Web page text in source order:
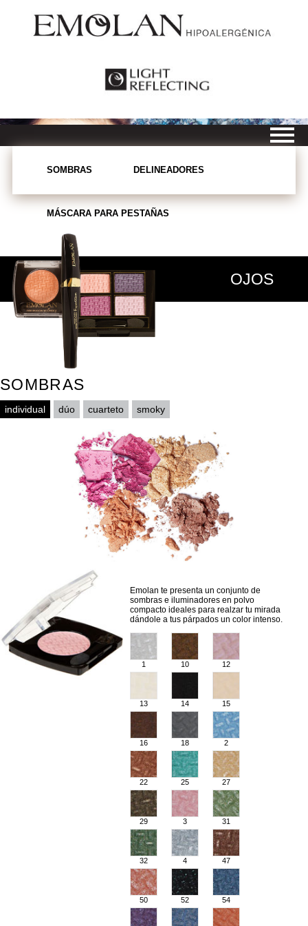
SOMBRAS DELINEADORES
MÁSCARA PARA PESTAÑAS
OJOS
SOMBRAS
individual dúo cuarteto smoky
Emolan te presenta un conjunto de
sombras e iluminadores en polvo
compacto ideales para realzar tu mirada
dándole a tus párpados un color intenso.
1 10 12
13 14 15
16 18 2
22 25 27
29 3 31
32 4 47
50 52 54